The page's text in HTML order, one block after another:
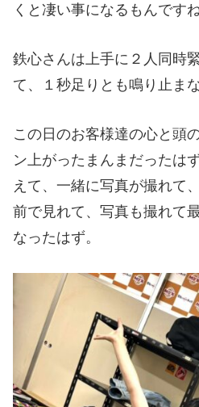
くと凄い事になるもんですね
鉄心さんは上手に２人同時
て、１秒足りとも鳴り止ま
この日のお客様達の心と頭
ン上がったまんまだったは
えて、一緒に写真が撮れて
前で見れて、写真も撮れて
なったはず。